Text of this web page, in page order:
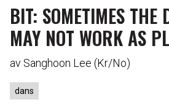
BIT: SOMETIMES THE
MAY NOT WORK AS
av Sanghoon Lee (Kr/No)
dans